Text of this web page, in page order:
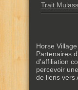
Trait
Horse
Partenaires
d'affiliation
percevoir
de liens vers